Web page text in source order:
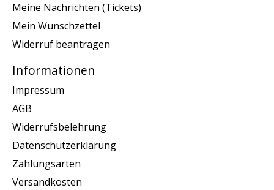
Meine Nachrichten (Tickets)
Mein Wunschzettel
Widerruf beantragen
Informationen
Impressum
AGB
Widerrufsbelehrung
Datenschutzerklärung
Zahlungsarten
Versandkosten